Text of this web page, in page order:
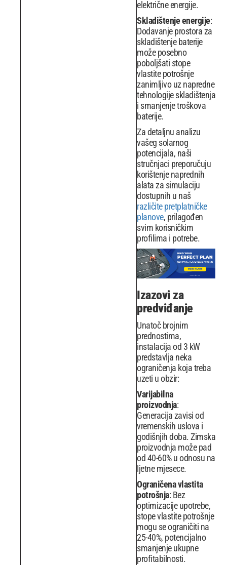
električne energije.
Skladištenje energije:
Dodavanje prostora za
skladištenje baterije
može posebno
poboljšati stope
vlastite potrošnje
zanimljivo uz napredne
tehnologije skladištenja
i smanjenje troškova
baterije.
Za detaljnu analizu
vašeg solarnog
potencijala, naši
stručnjaci preporučuju
korištenje naprednih
alata za simulaciju
dostupnih u naš
različite pretplatničke
planove, prilagođen
svim korisničkim
profilima i potrebe.
Izazovi za
predviđanje
Unatoč brojnim
prednostima,
instalacija od 3 kW
predstavlja neka
ograničenja koja treba
uzeti u obzir:
Varijabilna
proizvodnja:
Generacija zavisi od
vremenskih uslova i
godišnjih doba. Zimska
proizvodnja može pad
od 40-60% u odnosu na
ljetne mjesece.
Ograničena vlastita
potrošnja: Bez
optimizacije upotrebe,
stope vlastite potrošnje
mogu se ograničiti na
25-40%, potencijalno
smanjenje ukupne
profitabilnosti.